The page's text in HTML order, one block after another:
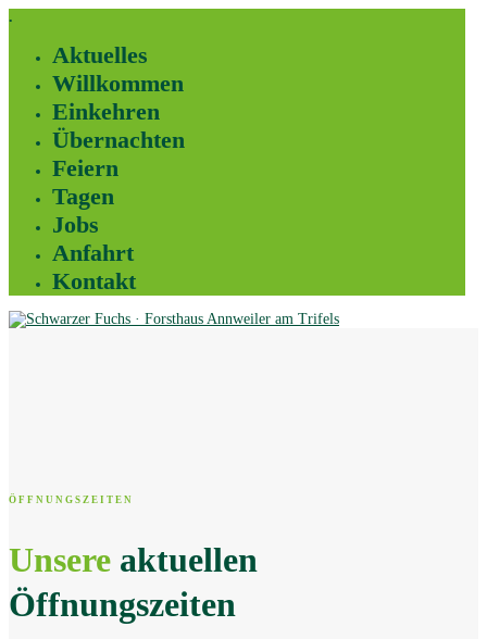
.
Aktuelles
Willkommen
Einkehren
Übernachten
Feiern
Tagen
Jobs
Anfahrt
Kontakt
ÖFFNUNGSZEITEN
Unsere aktuellen
Öffnungszeiten